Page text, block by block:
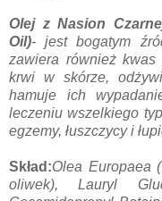
Olej z Nasion
Oil)- jest bogatym
zawiera również
krwi w skórze,
hamuje ich
leczeniu wszelkiego
egzemy, łuszczycy i
Skład:Olea Europaea
oliwek), Lauryl